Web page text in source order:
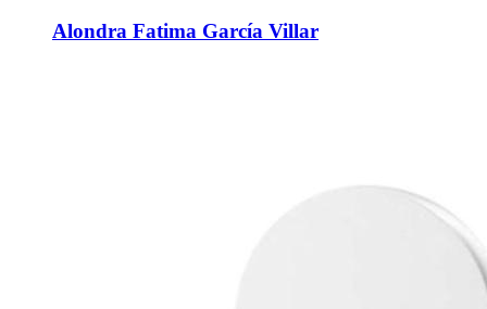
Alondra Fatima García Villar